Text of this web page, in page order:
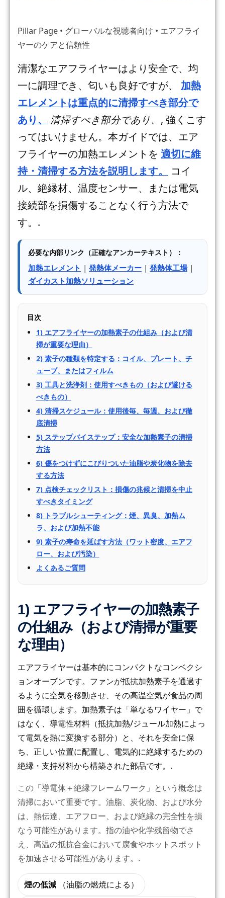
Pillar Page • グローバルな視聴者向け • エアフライ
ヤーのケアと信頼性
清潔なエアフライヤーはより安全で、均
一に調理でき、匂いも良好ですが、 加熱
エレメントは重点的に清掃すべき部分で
あり、
清掃すべき部分であり、 , 強くこす
ってはいけません。本ガイドでは、エア
フライヤーの加熱エレメントを 適切に維
持・清掃する方法を説明します。
コイ
ル、絶縁材、温度センサー、または電気
接続部を損傷することなく行う方法で
す。.
必要な内部リンク（正確なアンカーテキスト）：
加熱エレメント | 発熱体メーカー | 発熱体工場|
ダイカスト加熱ソリューション
目次
1) エアフライヤーの加熱素子の仕組み（および清
掃が重要な理由）
2) 素子の種類を特定する：コイル、プレート、チ
ューブ、またはフィルム
3) 工具と洗浄剤：使用すべきもの（および避ける
べきもの）
4) 清掃スケジュール：使用後毎、毎週、および徹
底清掃
5) ステップバイステップ：安全な加熱素子の清掃
方法
6) 傷をつけずにこびりついた油脂や炭化物を除去
する方法
7) 点検チェックリスト：損傷の兆候と清掃を中止
すべきタイミング
8) トラブルシューティング：煙、異臭、加熱ム
ラ、および加熱不能
9) 素子の寿命を延ばす方法（ワット密度、エアフ
ロー、および汚染）
よくあるご質問
1) エアフライヤーの加熱素子
の仕組み（および清掃が重要
な理由）
エアフライヤーは基本的にコンパクトなコンベクシ
ョンオーブンです。ファンが抵抗加熱素子を通過す
るように空気を移動させ、その高温空気が食品の周
囲を循環します。加熱素子は「単なるワイヤー」で
はなく、導電性材料（抵抗加熱/ジュール加熱によっ
て電気を熱に変換する部分）と、それを安全に保
ち、正しい位置に配置し、電気的に絶縁するための
絶縁・支持材料から構築された部品です。.
この「導電体＋絶縁フレームワーク」という概念は
清掃において重要です。油脂、炭化物、および水分
は、熱伝達、エアフロー、および絶縁の完全性を損
なう可能性があります。指の油や化学残留物でさ
え、高温の抵抗合金において腐食やホットスポット
を加速させる可能性があります。.
煙の低減 （油脂の燃焼による）